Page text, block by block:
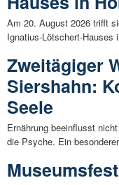
Am 20. August 2026 trifft
Ignatius-Lötschert-Hauses
Zweitägiger
Siershahn:
Seele
Ernährung beeinflusst
die Psyche. Ein